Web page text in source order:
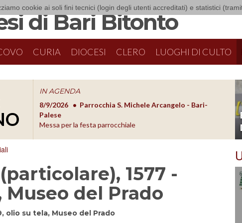
cookie ai soli fini tecnici (login degli utenti accreditati) e statistici
di Bari Bitonto
CURIA DIOCESI CLERO LUOGHI DI CULTO
IN AGENDA
8/9/2026
Parrocchia S. Michele Arcangelo - Bari-
Palese
Messa per la festa parrocchiale
8/10/
1577 -
Museo del Prado
olio su tela, Museo del Prado